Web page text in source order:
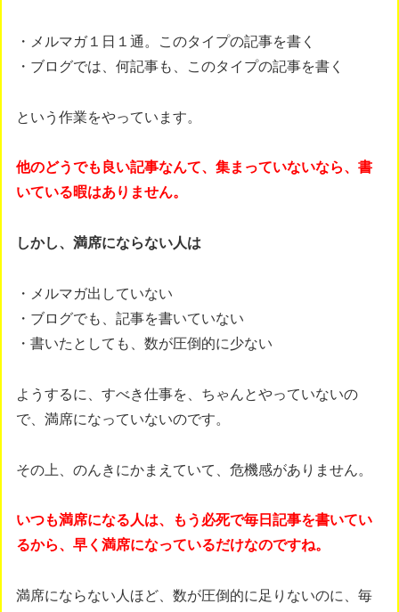
・メルマガ１日１通。このタイプの記事を書く
・ブログでは、何記事も、このタイプの記事を書く
という作業をやっています。
他のどうでも良い記事なんて、集まっていないなら、書
いている暇はありません。
しかし、満席にならない人は
・メルマガ出していない
・ブログでも、記事を書いていない
・書いたとしても、数が圧倒的に少ない
ようするに、すべき仕事を、ちゃんとやっていないの
で、満席になっていないのです。
その上、のんきにかまえていて、危機感がありません。
いつも満席になる人は、もう必死で毎日記事を書いてい
るから、早く満席になっているだけなのですね。
満席にならない人ほど、数が圧倒的に足りないのに、毎